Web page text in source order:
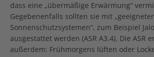
dass eine „übermäßige Erwärmung“
Gegebenenfalls sollten sie mit
Sonnenschutzsystemen“, zum Beispiel
ausgestattet werden (ASR A3.4). Die ASR
außerdem: Frühmorgens lüften oder